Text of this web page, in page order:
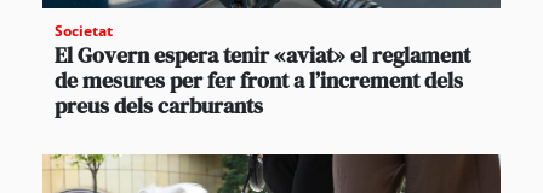
Societat
El Govern espera tenir «aviat» el reglament
de mesures per fer front a l’increment dels
preus dels carburants